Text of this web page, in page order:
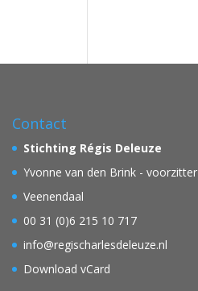
Contact
Stichting Régis Deleuze
Yvonne van den Brink - voorzitter
Veenendaal
00 31 (0)6 215 10 717
info@regischarlesdeleuze.nl
Download vCard